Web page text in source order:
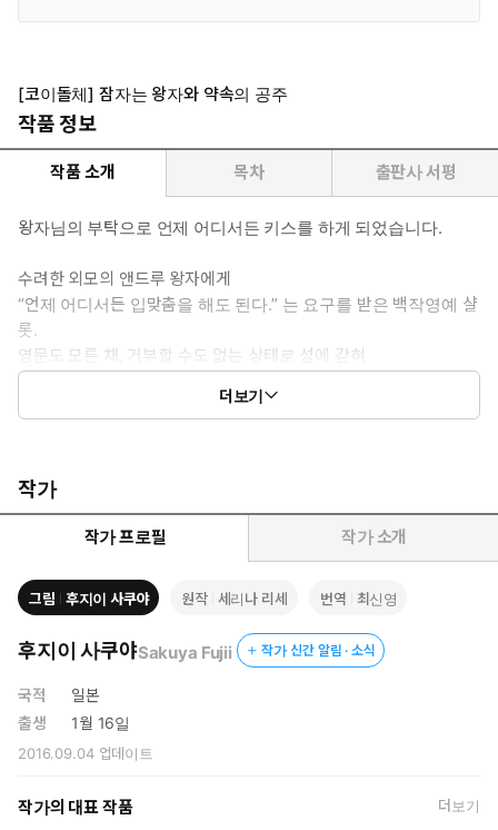
[코이돌체] 잠자는 왕자와 약속의 공주
작품 정보
작품 소개 목차 출판사 서평
왕자님의 부탁으로 언제 어디서든 키스를 하게 되었습니다.
수려한 외모의 앤드루 왕자에게
“언제 어디서든 입맞춤을 해도 된다.” 는 요구를 받은 백작영예 샬
롯.
영문도 모른 채, 거부할 수도 없는 상태로 성에 갇혀
매일 밤낮을 왕자가 바라는 대로 입술을 포개는 하루를 보내게 된
더보기
작가
작가 프로필 작가 소개
그림 후지이 사쿠야 원작 세리나 리세 번역 최신영
후지이 사쿠야Sakuya Fujii 작가 신간 알림 · 소식
국적
일본
출생
1월 16일
2016.09.04업데이트
작가의 대표 작품 더보기